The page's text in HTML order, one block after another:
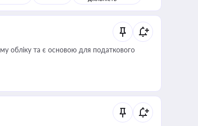
обліку та є основою для податкового